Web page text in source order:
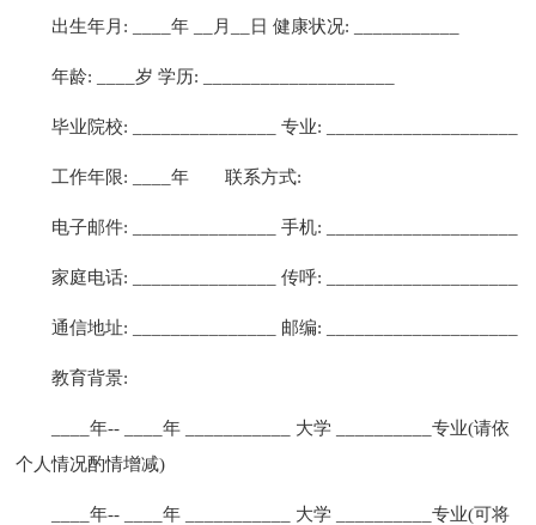
出生年月: ____年 __月__日 健康状况: ___________
年龄: ____岁 学历: ____________________
毕业院校: _______________ 专业: ____________________
工作年限: ____年 联系方式:
电子邮件: _______________ 手机: ____________________
家庭电话: _______________ 传呼: ____________________
通信地址: _______________ 邮编: ____________________
教育背景:
____年-- ____年 ___________ 大学 __________专业(请依
个人情况酌情增减)
____年-- ____年 ___________ 大学 __________专业(可将